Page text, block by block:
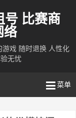
号 比赛商
络
戏 随时退换 人性化
无忧
菜单